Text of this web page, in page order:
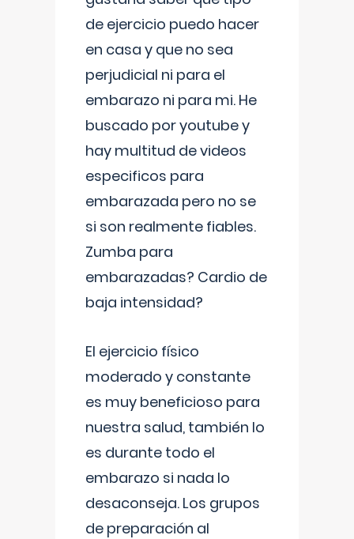
de ejercicio puedo hacer
en casa y que no sea
perjudicial ni para el
embarazo ni para mi. He
buscado por youtube y
hay multitud de videos
especificos para
embarazada pero no se
si son realmente fiables.
Zumba para
embarazadas? Cardio de
baja intensidad?
El ejercicio físico
moderado y constante
es muy beneficioso para
nuestra salud, también lo
es durante todo el
embarazo si nada lo
desaconseja. Los grupos
de preparación al